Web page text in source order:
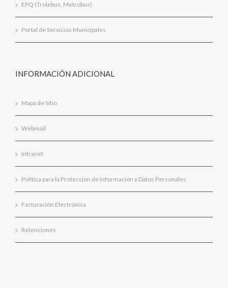
EPQ (Trolebus, Metrobus)
Portal de Servicios Municipales
INFORMACIÓN ADICIONAL
Mapa de Sitio
Webmail
Intranet
Política para la Protección de Información y Datos Personales
Facturación Electrónica
Retenciones